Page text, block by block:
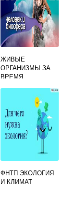
ЖИВЫЕ
ОРГАНИЗМЫ ЗА
ВРЕМЯ
БИОСФЕРЫ
МНОГОКРАТНО
ИСПОЛЬЗОВАЛИ
ОДНИ И ТЕ ЖЕ
ФНТП ЭКОЛОГИЯ
И КЛИМАТ